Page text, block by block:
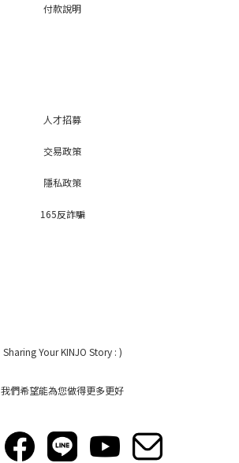
付款說明
人才招募
交易政策
隱私政策
165反詐騙
Sharing Your KINJO Story : )
我們希望能為您做得更多更好